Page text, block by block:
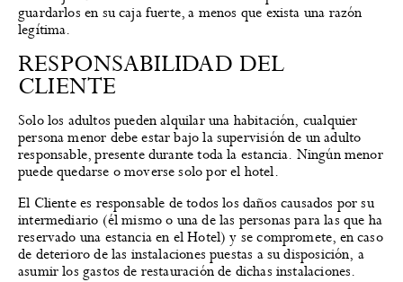
guardarlos en su caja fuerte, a menos que exista una razón
legítima.
RESPONSABILIDAD DEL
CLIENTE
Solo los adultos pueden alquilar una habitación, cualquier
persona menor debe estar bajo la supervisión de un adulto
responsable, presente durante toda la estancia. Ningún menor
puede quedarse o moverse solo por el hotel.
El Cliente es responsable de todos los daños causados por su
intermediario (él mismo o una de las personas para las que ha
reservado una estancia en el Hotel) y se compromete, en caso
de deterioro de las instalaciones puestas a su disposición, a
asumir los gastos de restauración de dichas instalaciones.